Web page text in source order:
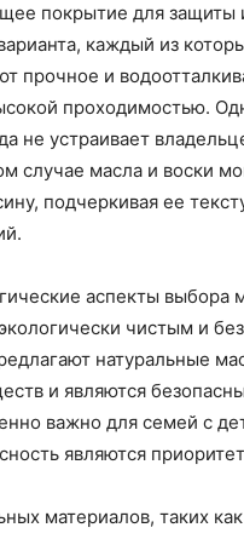
покрытие для защиты
каждый из
прочное и
проходимостью.
не устраивает
масла и воски
подчеркивая ее
аспекты выбора
чистым и
натуральные
и являются
важно для семей с
являются
материалов, таких как